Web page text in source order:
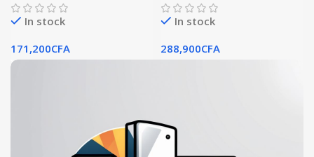
In stock
171,200CFA
In stock
288,900CFA